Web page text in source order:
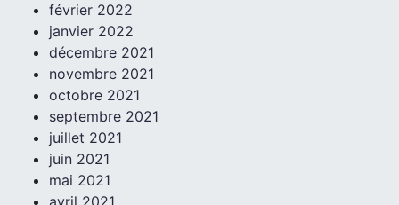
février 2022
janvier 2022
décembre 2021
novembre 2021
octobre 2021
septembre 2021
juillet 2021
juin 2021
mai 2021
avril 2021